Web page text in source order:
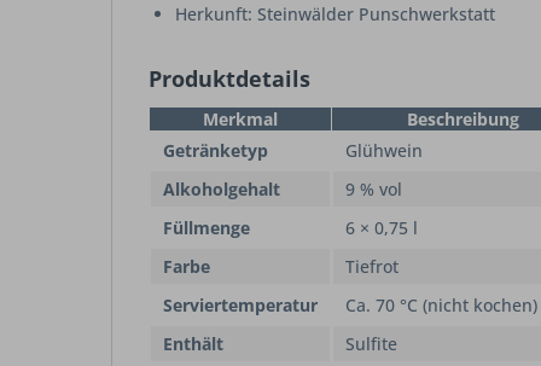
Herkunft: Steinwälder Punschwerkstatt
Produktdetails
Merkmal
Beschreibung
Getränketyp
Glühwein
Alkoholgehalt
9 % vol
Füllmenge
6 × 0,75 l
Farbe
Tiefrot
Serviertemperatur
Ca. 70 °C (nicht kochen)
Enthält
Sulfite